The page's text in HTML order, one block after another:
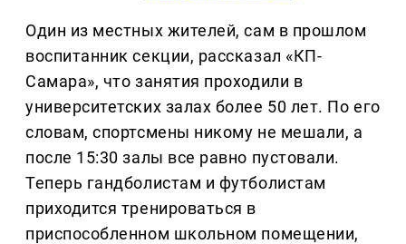
Один из местных жителей, сам в прошлом
воспитанник секции, рассказал «КП-
Самара», что занятия проходили в
университетских залах более 50 лет. По его
словам, спортсмены никому не мешали, а
после 15:30 залы все равно пустовали.
Теперь гандболистам и футболистам
приходится тренироваться в
приспособленном школьном помещении,